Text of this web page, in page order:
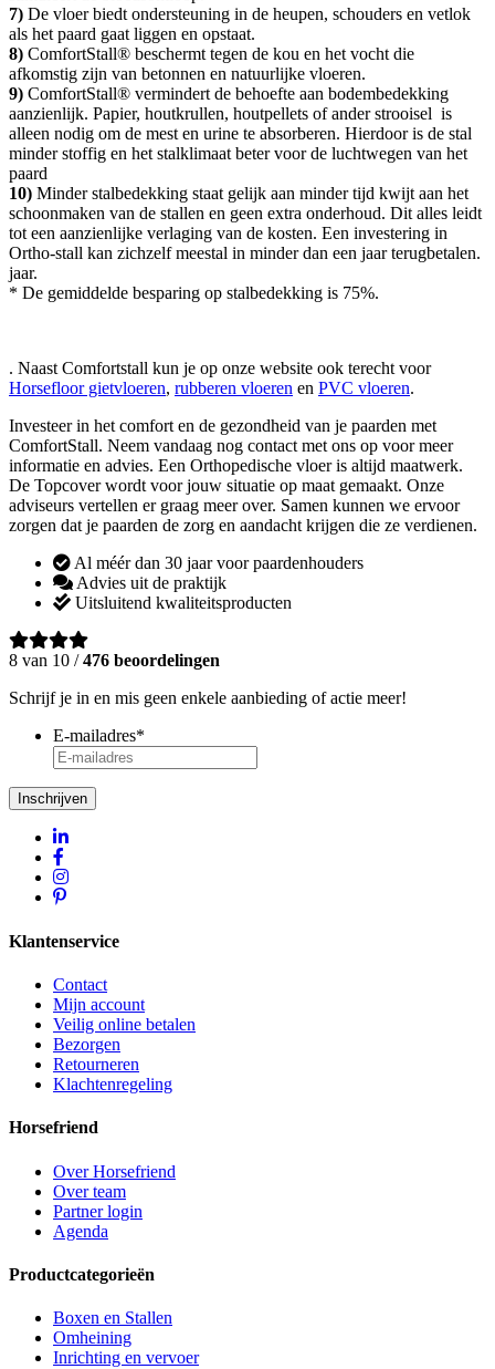
7) De vloer biedt ondersteuning in de heupen, schouders en vetlok
als het paard gaat liggen en opstaat.
8) ComfortStall® beschermt tegen de kou en het vocht die
afkomstig zijn van betonnen en natuurlijke vloeren.
9) ComfortStall® vermindert de behoefte aan bodembedekking
aanzienlijk. Papier, houtkrullen, houtpellets of ander strooisel is
alleen nodig om de mest en urine te absorberen. Hierdoor is de stal
minder stoffig en het stalklimaat beter voor de luchtwegen van het
paard
10) Minder stalbedekking staat gelijk aan minder tijd kwijt aan het
schoonmaken van de stallen en geen extra onderhoud. Dit alles leidt
tot een aanzienlijke verlaging van de kosten. Een investering in
Ortho-stall kan zichzelf meestal in minder dan een jaar terugbetalen.
jaar.
* De gemiddelde besparing op stalbedekking is 75%.
. Naast Comfortstall kun je op onze website ook terecht voor
Horsefloor gietvloeren, rubberen vloeren en PVC vloeren.
Investeer in het comfort en de gezondheid van je paarden met
ComfortStall. Neem vandaag nog contact met ons op voor meer
informatie en advies. Een Orthopedische vloer is altijd maatwerk.
De Topcover wordt voor jouw situatie op maat gemaakt. Onze
adviseurs vertellen er graag meer over. Samen kunnen we ervoor
zorgen dat je paarden de zorg en aandacht krijgen die ze verdienen.
Al méér dan 30 jaar voor paardenhouders
Advies uit de praktijk
Uitsluitend kwaliteitsproducten
8 van 10 /476 beoordelingen
Schrijf je in en mis geen enkele aanbieding of actie meer!
E-mailadres*
Inschrijven
Klantenservice
Contact
Mijn account
Veilig online betalen
Bezorgen
Retourneren
Klachtenregeling
Horsefriend
Over Horsefriend
Over team
Partner login
Agenda
Productcategorieën
Boxen en Stallen
Omheining
Inrichting en vervoer